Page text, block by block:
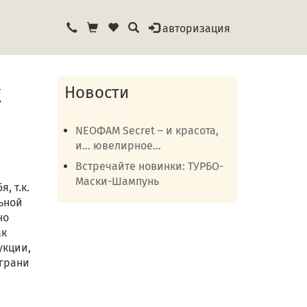
авторизация
т.к.
Новости
NEOФАМ Secret – и красота,
и… ювелирное...
Встречайте новинки: ТУРБО-
Маски-Шампунь